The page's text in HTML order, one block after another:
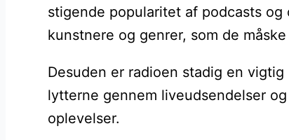
stigende popularitet af podcasts
kunstnere og genrer, som de
Desuden er radioen stadig en
lytterne gennem liveudsendelser
oplevelser.